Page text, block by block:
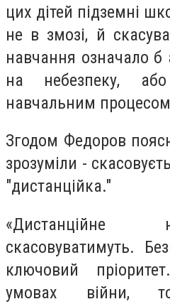
цих дітей підземні
не в змозі, й
навчання означало б
на небезпеку,
навчальним
Згодом Федоров
зрозуміли -
"дистанційка."
скасовуватимуть.
ключовий
умовах війни,